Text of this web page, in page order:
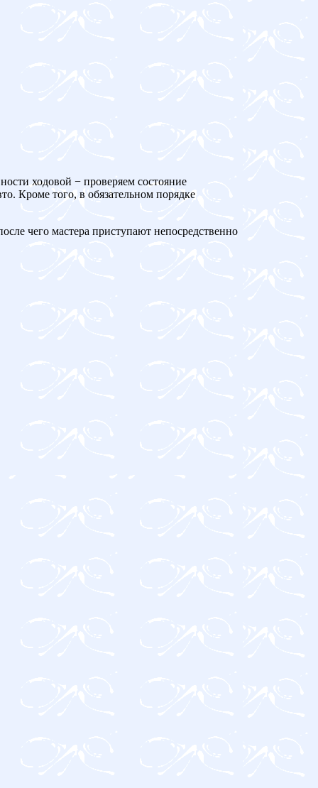
ходовой − проверяем состояние
Кроме того, в обязательном порядке
чего мастера приступают непосредственно